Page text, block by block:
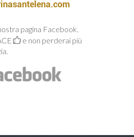
pagina Facebook.
e non perderai più